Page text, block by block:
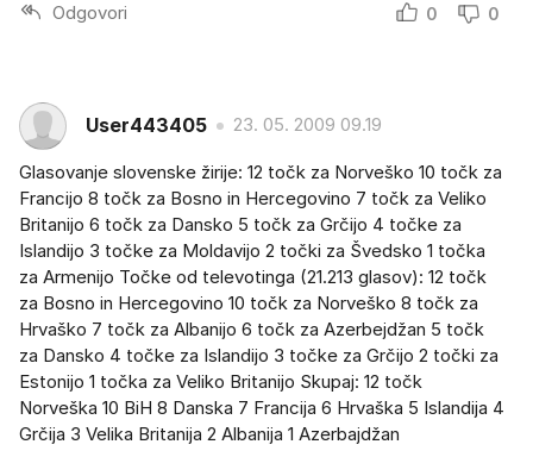
Odgovori 0 0
User443405 23. 05. 2009 09.19
Glasovanje slovenske žirije: 12 točk za Norveško 10 točk za
Francijo 8 točk za Bosno in Hercegovino 7 točk za Veliko
Britanijo 6 točk za Dansko 5 točk za Grčijo 4 točke za
Islandijo 3 točke za Moldavijo 2 točki za Švedsko 1 točka
za Armenijo Točke od televotinga (21.213 glasov): 12 točk
za Bosno in Hercegovino 10 točk za Norveško 8 točk za
Hrvaško 7 točk za Albanijo 6 točk za Azerbejdžan 5 točk
za Dansko 4 točke za Islandijo 3 točke za Grčijo 2 točki za
Estonijo 1 točka za Veliko Britanijo Skupaj: 12 točk
Norveška 10 BiH 8 Danska 7 Francija 6 Hrvaška 5 Islandija 4
Grčija 3 Velika Britanija 2 Albanija 1 Azerbajdžan